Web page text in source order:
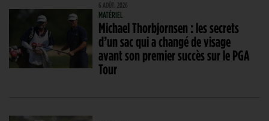
6 AOÛT. 2026
MATÉRIEL
Michael Thorbjornsen : les secrets
d’un sac qui a changé de visage
avant son premier succès sur le PGA
Tour